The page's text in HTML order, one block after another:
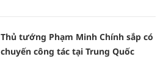
Thủ tướng Phạm Minh Chính sắp có
chuyến công tác tại Trung Quốc